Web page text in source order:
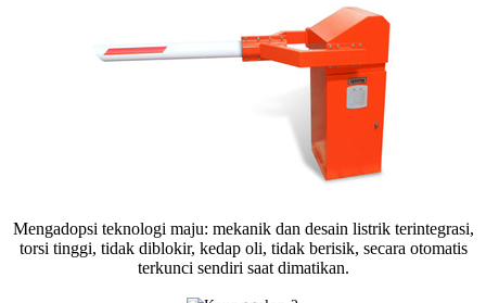
Mengadopsi teknologi maju: mekanik dan desain listrik terintegrasi,
torsi tinggi, tidak diblokir, kedap oli, tidak berisik, secara otomatis
terkunci sendiri saat dimatikan.